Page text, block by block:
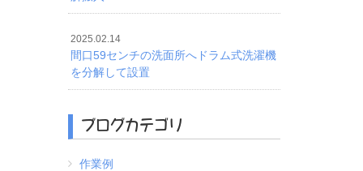
2025.02.14
間口59センチの洗面所へドラム式洗濯機
を分解して設置
ブログカテゴリ
作業例